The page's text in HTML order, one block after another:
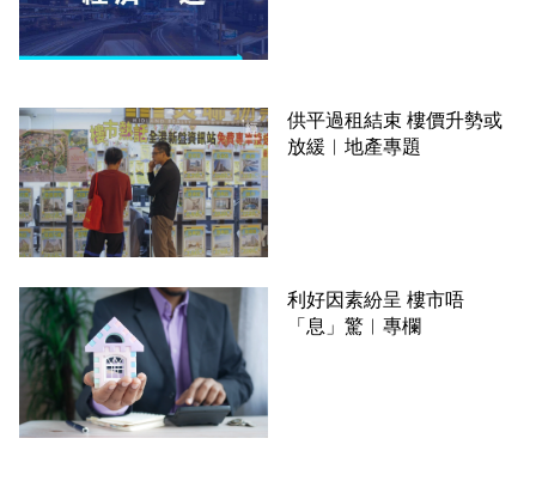
供平過租結束 樓價升勢或
放緩︳地產專題
利好因素紛呈 樓市唔
「息」驚︳專欄